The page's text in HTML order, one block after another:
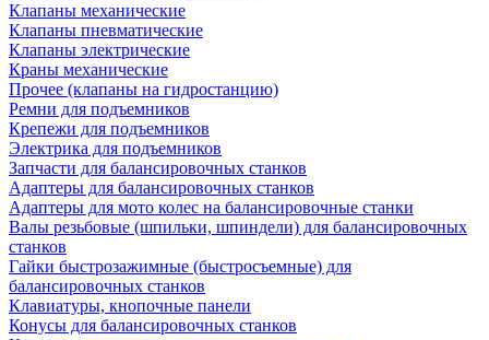
Клапаны механические
Клапаны пневматические
Клапаны электрические
Краны механические
Прочее (клапаны на гидростанцию)
Ремни для подъемников
Крепежи для подъемников
Электрика для подъемников
Запчасти для балансировочных станков
Адаптеры для балансировочных станков
Адаптеры для мото колес на балансировочные станки
Валы резьбовые (шпильки, шпиндели) для балансировочных
станков
Гайки быстрозажимные (быстросъемные) для
балансировочных станков
Клавиатуры, кнопочные панели
Конусы для балансировочных станков